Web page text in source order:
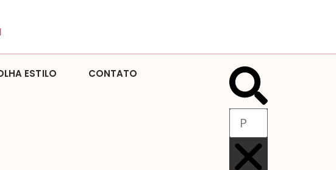
ESTILO CONTATO